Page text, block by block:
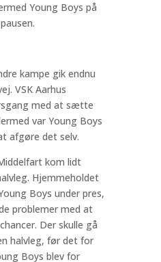
Young Boys på
kampe gik endnu
VSK Aarhus
med at sætte
var Young Boys
afgøre det selv.
kom lidt
Hjemmeholdet
Boys under pres,
problemer med at
Der skulle gå
halvleg, før det for
Boys blev for